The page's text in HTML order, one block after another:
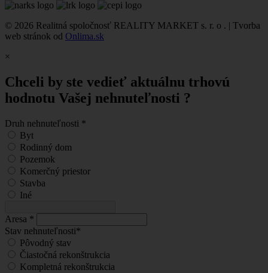
© 2026 Realitná spoločnosť REALITY MARKET s. r. o . | Tvorba
web stránok od Onlima.sk
×
Chceli by ste vedieť aktuálnu trhovú
hodnotu Vašej nehnuteľnosti ?
Druh nehnuteľnosti *
Byt
Rodinný dom
Pozemok
Komerčný priestor
Stavba
Iné
Aresa *
Stav nehnuteľnosti*
Pôvodný stav
Čiastočná rekonštrukcia
Kompletná rekonštrukcia